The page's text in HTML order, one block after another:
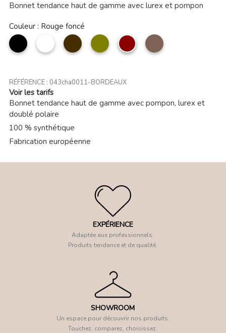
Bonnet tendance haut de gamme avec lurex et pompon
Couleur : Rouge foncé
noir Blanc Café
Vert
olive
Rouge
foncé
taupe
RÉFÉRENCE : 043cha0011-BORDEAUX
Voir les tarifs
Bonnet tendance haut de gamme avec pompon, lurex et
doublé polaire
100 % synthétique
Fabrication européenne
EXPÉRIENCE
Adaptée aux professionnels.
Produits tendance et de qualité.
SHOWROOM
Un espace pour découvrir nos produits.
Touchez, comparez, choisissez.